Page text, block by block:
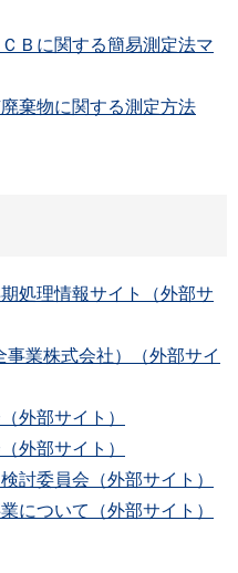
Ｂに関する簡易測定法マ
棄物に関する測定方法
処理情報サイト（外部サ
業株式会社）（外部サイ
外部サイト）
外部サイト）
討委員会（外部サイト）
について（外部サイト）